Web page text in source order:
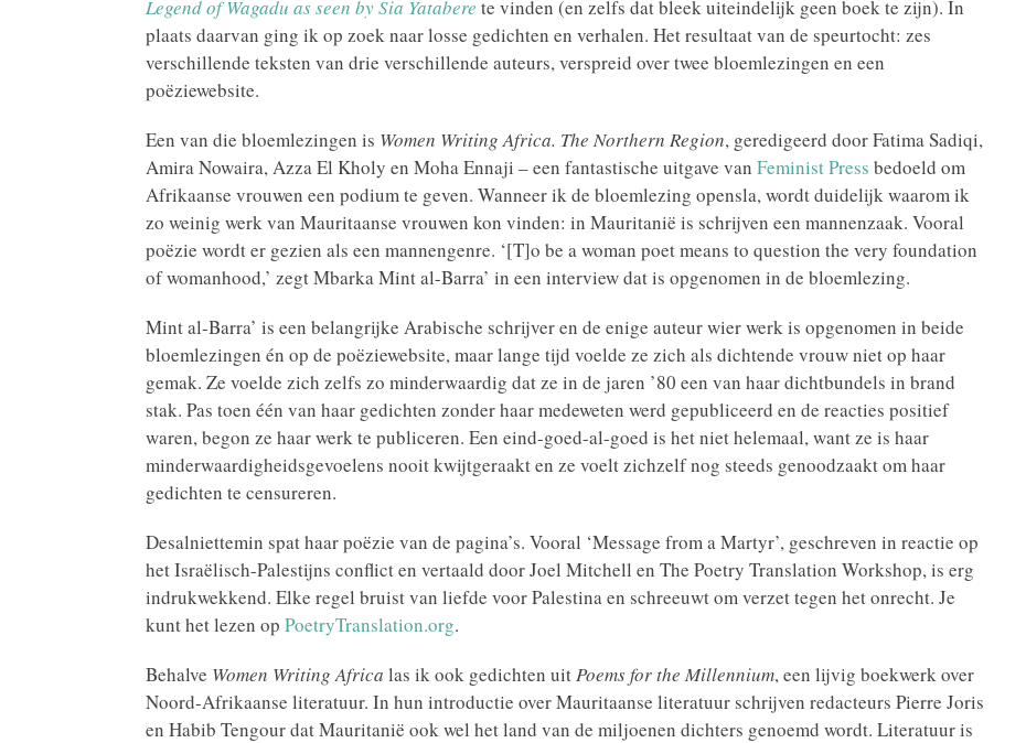
Legend of Wagadu as seen by Sia Yatabere te vinden (en zelfs dat bleek uiteindelijk geen boek te zijn). In
plaats daarvan ging ik op zoek naar losse gedichten en verhalen. Het resultaat van de speurtocht: zes
verschillende teksten van drie verschillende auteurs, verspreid over twee bloemlezingen en een
poëziewebsite.
Een van die bloemlezingen is Women Writing Africa. The Northern Region, geredigeerd door Fatima Sadiqi,
Amira Nowaira, Azza El Kholy en Moha Ennaji – een fantastische uitgave van Feminist Press bedoeld om
Afrikaanse vrouwen een podium te geven. Wanneer ik de bloemlezing opensla, wordt duidelijk waarom ik
zo weinig werk van Mauritaanse vrouwen kon vinden: in Mauritanië is schrijven een mannenzaak. Vooral
poëzie wordt er gezien als een mannengenre. ‘[T]o be a woman poet means to question the very foundation
of womanhood,’ zegt Mbarka Mint al-Barra’ in een interview dat is opgenomen in de bloemlezing.
Mint al-Barra’ is een belangrijke Arabische schrijver en de enige auteur wier werk is opgenomen in beide
bloemlezingen én op de poëziewebsite, maar lange tijd voelde ze zich als dichtende vrouw niet op haar
gemak. Ze voelde zich zelfs zo minderwaardig dat ze in de jaren ’80 een van haar dichtbundels in brand
stak. Pas toen één van haar gedichten zonder haar medeweten werd gepubliceerd en de reacties positief
waren, begon ze haar werk te publiceren. Een eind-goed-al-goed is het niet helemaal, want ze is haar
minderwaardigheidsgevoelens nooit kwijtgeraakt en ze voelt zichzelf nog steeds genoodzaakt om haar
gedichten te censureren.
Desalniettemin spat haar poëzie van de pagina’s. Vooral ‘Message from a Martyr’, geschreven in reactie op
het Israëlisch-Palestijns conflict en vertaald door Joel Mitchell en The Poetry Translation Workshop, is erg
indrukwekkend. Elke regel bruist van liefde voor Palestina en schreeuwt om verzet tegen het onrecht. Je
kunt het lezen op PoetryTranslation.org.
Behalve Women Writing Africa las ik ook gedichten uitPoems for the Millennium, een lijvig boekwerk over
Noord-Afrikaanse literatuur. In hun introductie over Mauritaanse literatuur schrijven redacteurs Pierre Joris
en Habib Tengour dat Mauritanië ook wel het land van de miljoenen dichters genoemd wordt. Literatuur is